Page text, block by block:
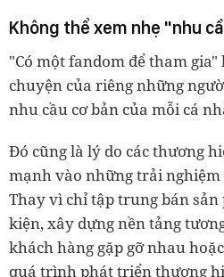
Không thể xem nhẹ "nhu
"Có một fandom để tham gia"
chuyện của riêng những
nhu cầu cơ bản của mỗi cá
Đó cũng là lý do các thương
mạnh vào những trải nghiệm
Thay vì chỉ tập trung bán sản
kiện, xây dựng nền tảng
khách hàng gặp gỡ nhau
quá trình phát triển thương